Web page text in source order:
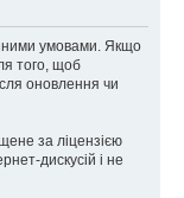
умовами. Якщо
того, щоб
оновлення чи
за ліцензією
дискусій і не